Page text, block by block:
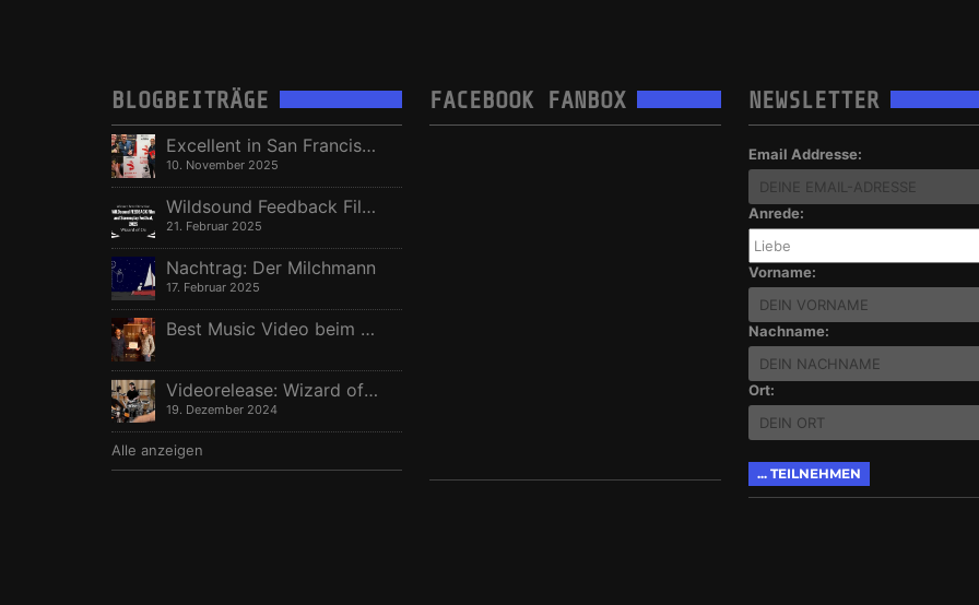
BLOGBEITRÄGE
Excellent in San Francisco, Vize in Freising
10. November 2025
Wildsound Feedback Film Festival: Beste Regie
21. Februar 2025
Nachtrag: Der Milchmann
17. Februar 2025
Best Music Video beim Berlin Independent Film Festival
Videorelease: Wizard of Oz – feat. Rhani Krija, Michalina Malisz & Ross Ainslie
19. Dezember 2024
Alle anzeigen
FACEBOOK FANBOX NEWSLETTER
Email Addresse:
Anrede:
Vorname:
Nachname:
Ort: